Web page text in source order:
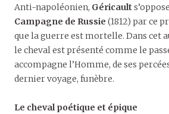
Anti-napoléonien, Géricault
Campagne de Russie (1812) par ce
que la guerre est mortelle. Dans cet
le cheval est présenté comme le
accompagne l’Homme, de ses
dernier voyage, funèbre.
Le cheval poétique et épique